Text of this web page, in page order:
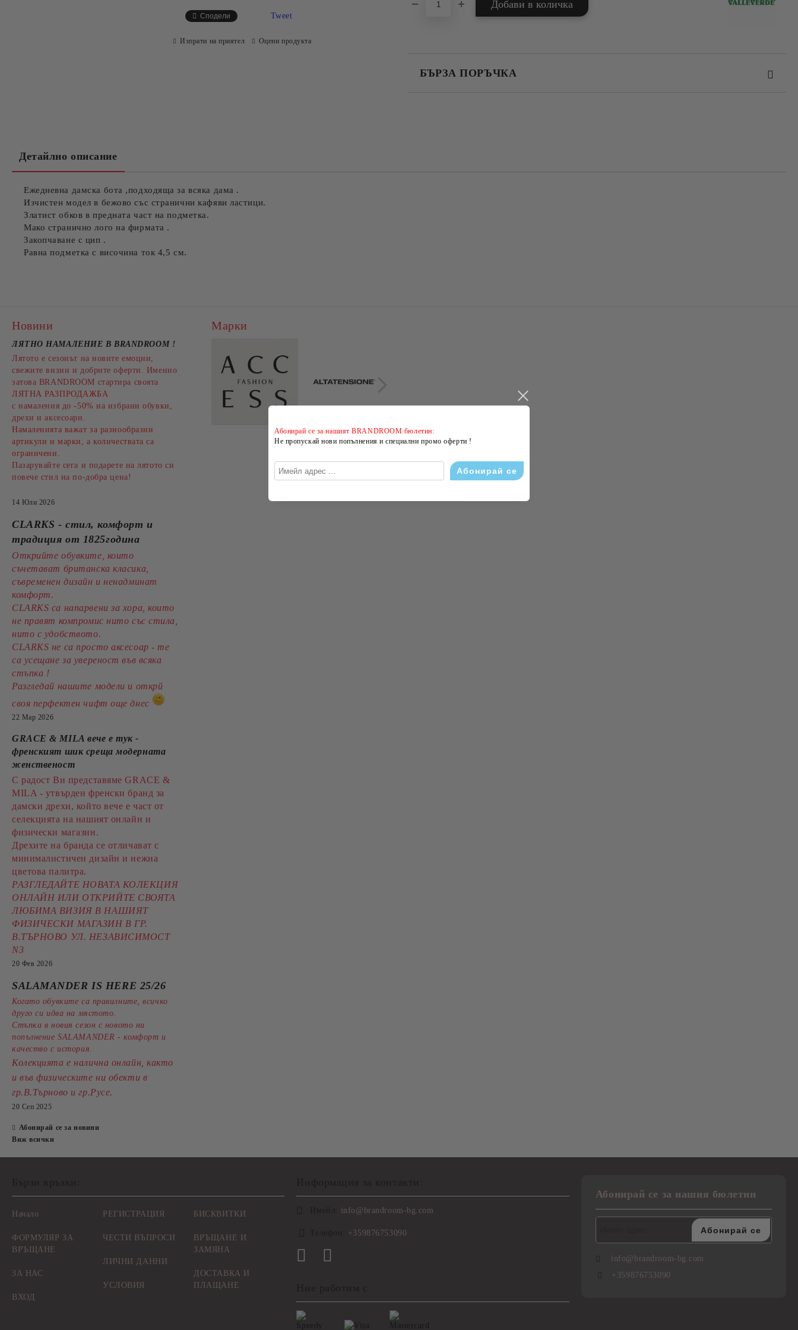
БЪРЗА ПОРЪЧКА
Сподели Tweet
Изпрати на приятел Оцени продукта
Детайлно описание
Ежедневна дамска бота ,подходяща за всяка дама .
Изчистен модел в бежово със странични кафяви ластици.
Златист обков в предната част на подметка.
Мако странично лого на фирмата .
Закопчаване с цип .
Равна подметка с височина ток 4,5 см.
Новини
ЛЯТНО НАМАЛЕНИЕ В BRANDROOM !
Лятото е сезонът на новите емоции,
свежите визии и добрите оферти. Именно
затова BRANDROOM стартира своята
ЛЯТНА РАЗПРОДАЖБА
с намаления до -50% на избрани обувки,
дрехи и аксесоари.
Намаленията важат за разнообразни
артикули и марки, а количествата са
ограничени.
Пазарувайте сега и подарете на лятото си
повече стил на по-добра цена!
14 Юли 2026
CLARKS - стил, комфорт и
традиция от 1825година
Открийте обувките, които
съчетават британска класика,
съвременен дизайн и ненадминат
комфорт.
CLARKS са напарвени за хора, които
не правят компромис нито със стила,
нито с удобството.
CLARKS не са просто аксесоар - те
са усещане за увереност във всяка
стъпка !
Разгледай нашите модели и открй
своя перфектен чифт още днес
22 Мар 2026
GRACE & MILA вече е тук -
френският шик среща модерната
женственост
С радост Ви представяме GRACE &
MILA - утвърден френски бранд за
дамски дрехи, който вече е част от
селекцията на нашият онлайн и
физически магазин.
Дрехите на бранда се отличават с
минималистичен дизайн и нежна
цветова палитра.
РАЗГЛЕДАЙТЕ НОВАТА КОЛЕКЦИЯ
ОНЛАЙН ИЛИ ОТКРИЙТЕ СВОЯТА
ЛЮБИМА ВИЗИЯ В НАШИЯТ
ФИЗИЧЕСКИ МАГАЗИН В ГР.
В.ТЪРНОВО УЛ. НЕЗАВИСИМОСТ
N3
20 Фев 2026
SALAMANDER IS HERE 25/26
Когато обувките са правилните, всичко
друго си идва на мястото.
Стъпка в новия сезон с новото ни
попълнение SALAMANDER - комфорт и
качество с история.
Колекцията е налична онлайн, както
и във физическите ни обекти в
гр.В.Търново и гр.Русе.
20 Сеп 2025
Абонирай се за новини
Виж всички
Марки
Начало
ФОРМУЛЯР ЗА
ВРЪЩАНЕ
ЗА НАС
ВХОД
РЕГИСТРАЦИЯ
ЧЕСТИ ВЪПРОСИ
ЛИЧНИ ДАННИ
УСЛОВИЯ
БИСКВИТКИ
ВРЪЩАНЕ И
ЗАМЯНА
ДОСТАВКА И
ПЛАЩАНЕ
info@brandroom-bg.com
+359876753090
Абонирай се за нашия бюлетин
info@brandroom-bg.com
+359876753090
Абонирай се за нашият BRANDROOM бюлетин:
Не пропускай нови попълнения и специални промо оферти !